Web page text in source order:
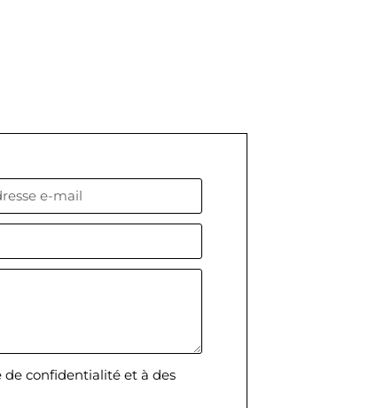
confidentialité et à des